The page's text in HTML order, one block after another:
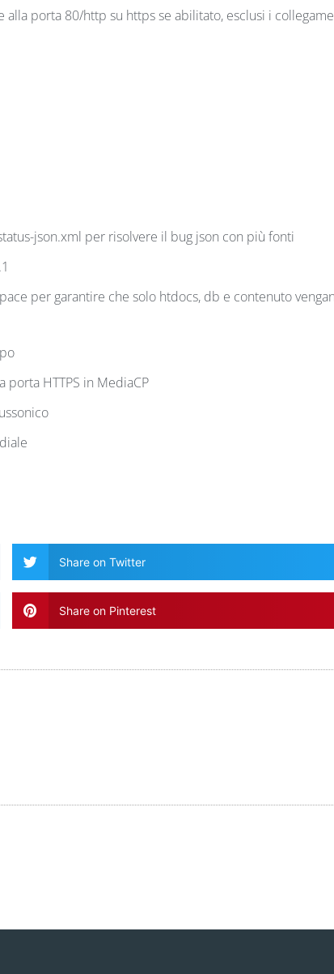
porta 80/http su https se abilitato, esclusi i
json.xml per risolvere il bug json con più fonti
per garantire che solo htdocs, db e contenuto
porta HTTPS in MediaCP
Share on Twitter
Share on Pinterest